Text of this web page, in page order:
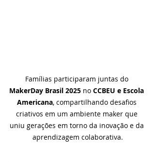
Famílias participaram juntas do
MakerDay Brasil 2025 no CCBEU e Escola
Americana, compartilhando desafios
criativos em um ambiente maker que
uniu gerações em torno da inovação e da
aprendizagem colaborativa.